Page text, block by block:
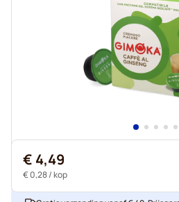
€ 4,49
€ 0,28/ kop